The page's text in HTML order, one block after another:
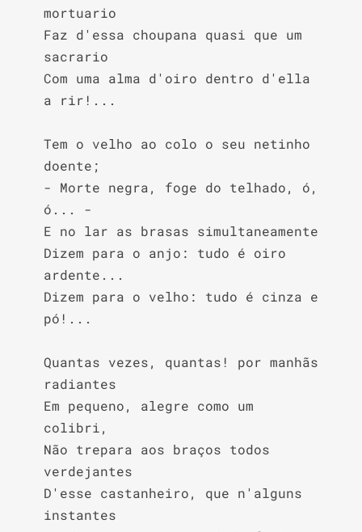
mortuario
Faz d'essa choupana quasi que um
sacrario
Com uma alma d'oiro dentro d'ella
a rir!...
Tem o velho ao colo o seu netinho
doente;
- Morte negra, foge do telhado, ó,
ó... -
E no lar as brasas simultaneamente
Dizem para o anjo: tudo é oiro
ardente...
Dizem para o velho: tudo é cinza e
pó!...
Quantas vezes, quantas! por manhãs
radiantes
Em pequeno, alegre como um
colibri,
Não trepara aos braços todos
verdejantes
D'esse castanheiro, que n'alguns
instantes